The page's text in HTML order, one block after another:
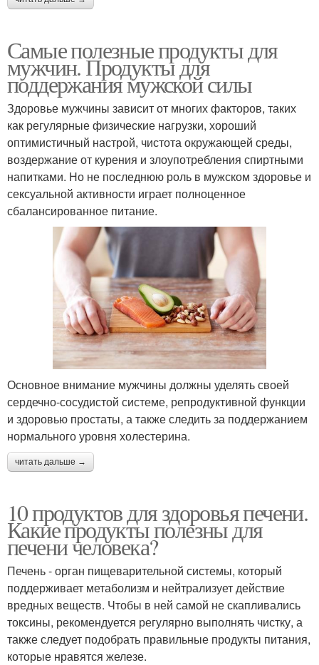
Самые полезные продукты для
мужчин. Продукты для
поддержания мужской силы
Здоровье мужчины зависит от многих факторов, таких
как регулярные физические нагрузки, хороший
оптимистичный настрой, чистота окружающей среды,
воздержание от курения и злоупотребления спиртными
напитками. Но не последнюю роль в мужском здоровье и
сексуальной активности играет полноценное
сбалансированное питание.
Основное внимание мужчины должны уделять своей
сердечно-сосудистой системе, репродуктивной функции
и здоровью простаты, а также следить за поддержанием
нормального уровня холестерина.
читать дальше →
10 продуктов для здоровья печени.
Какие продукты полезны для
печени человека?
Печень - орган пищеварительной системы, который
поддерживает метаболизм и нейтрализует действие
вредных веществ. Чтобы в ней самой не скапливались
токсины, рекомендуется регулярно выполнять чистку, а
также следует подобрать правильные продукты питания,
которые нравятся железе.